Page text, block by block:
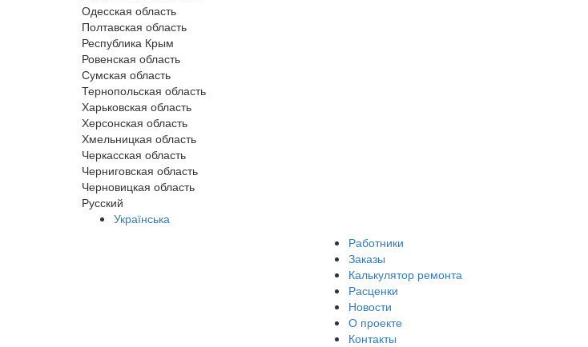
Одесская область
Полтавская область
Республика Крым
Ровенская область
Сумская область
Тернопольская область
Харьковская область
Херсонская область
Хмельницкая область
Черкасская область
Черниговская область
Черновицкая область
Русский
Українська
Работники
Заказы
Калькулятор ремонта
Расценки
Новости
О проекте
Контакты